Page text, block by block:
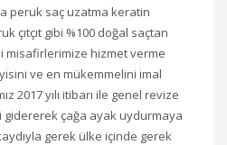
peruk saç uzatma keratin
çıtçıt gibi %100 doğal saçtan
misafirlerimize hizmet verme
ve en mükemmelini imal
2017 yılı itibarı ile genel revize
çağa ayak uydurmaya
gerek ülke içinde gerek